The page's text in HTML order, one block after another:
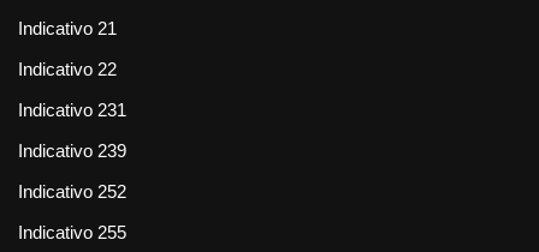
Indicativo 21
Indicativo 22
Indicativo 231
Indicativo 239
Indicativo 252
Indicativo 255